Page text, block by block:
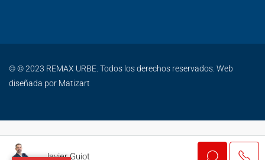
© © 2023 REMAX URBE. Todos los derechos reservados. Web
diseñada por Matizart
Javier Guiot